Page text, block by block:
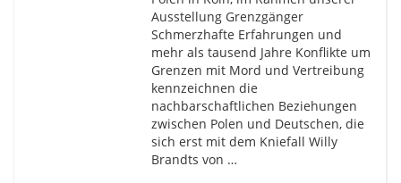
Ausstellung Grenzgänger
Schmerzhafte Erfahrungen und
mehr als tausend Jahre Konflikte um
Grenzen mit Mord und Vertreibung
kennzeichnen die
nachbarschaftlichen Beziehungen
zwischen Polen und Deutschen, die
sich erst mit dem Kniefall Willy
Brandts von …